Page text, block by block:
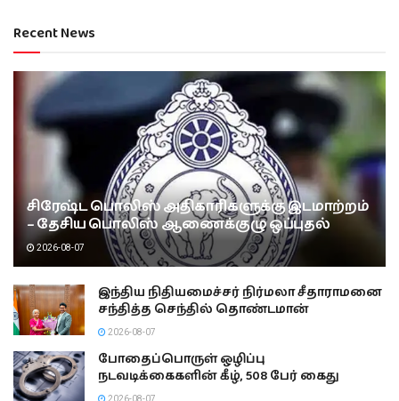
Recent News
சிரேஷ்ட பொலிஸ் அதிகாரிகளுக்கு இடமாற்றம்
– தேசிய பொலிஸ் ஆணைக்குழு ஒப்புதல்
2026-08-07
இந்திய நிதியமைச்சர் நிர்மலா சீதாராமனை
சந்தித்த செந்தில் தொண்டமான்
2026-08-07
போதைப்பொருள் ஒழிப்பு
நடவடிக்கைகளின் கீழ், 508 பேர் கைது
2026-08-07